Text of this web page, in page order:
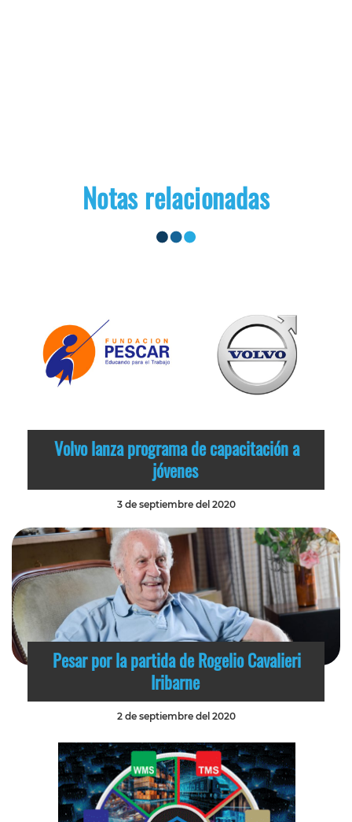
Notas relacionadas
Volvo lanza programa de capacitación a
jóvenes
3 de septiembre del 2020
Pesar por la partida de Rogelio Cavalieri
Iribarne
2 de septiembre del 2020